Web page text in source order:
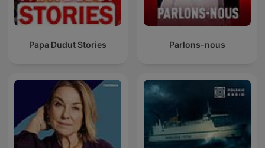
Papa Dudut Stories Parlons-nous